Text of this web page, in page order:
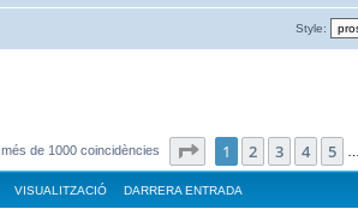
Style:
de 1000 coincidències Pàgina1 de 20
1 2 3 4 5
VISUALITZACIÓ DARRERA ENTRADA